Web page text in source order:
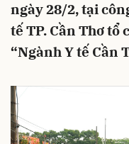
ngày 28/2, tại
tế TP. Cần Thơ tổ
“Ngành Y tế Cần